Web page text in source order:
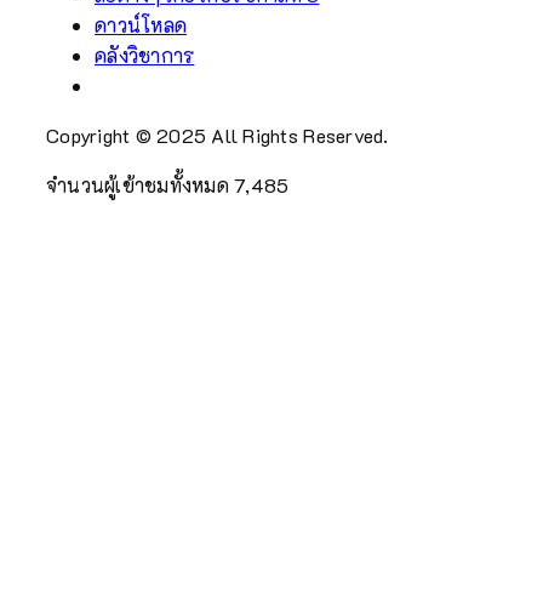
ดาวน์โหลด
คลังวิชาการ
Copyright © 2025 All Rights Reserved.
จำนวนผู้เข้าชมทั้งหมด7,485